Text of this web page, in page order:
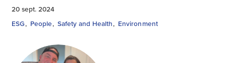
20 sept. 2024
ESG
People Safety and Health Environment